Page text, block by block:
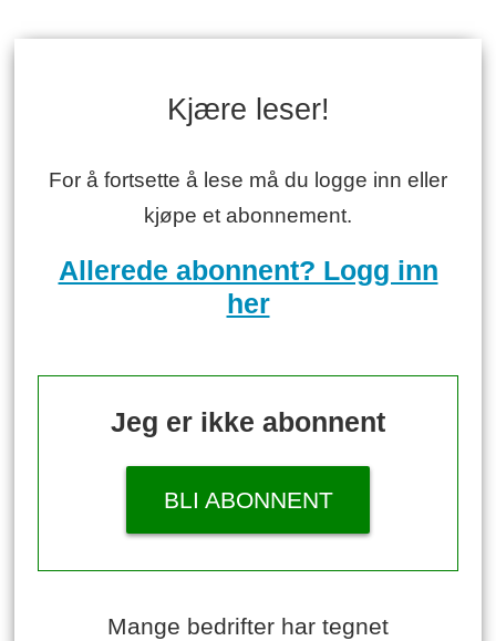
Kjære leser!
For å fortsette å lese må du logge inn eller
kjøpe et abonnement.
Allerede abonnent? Logg inn
her
Jeg er ikke abonnent
BLI ABONNENT
Mange bedrifter har tegnet